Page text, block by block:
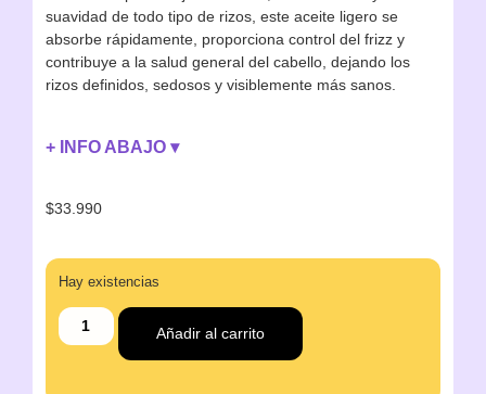
suavidad de todo tipo de rizos, este aceite ligero se
absorbe rápidamente, proporciona control del frizz y
contribuye a la salud general del cabello, dejando los
rizos definidos, sedosos y visiblemente más sanos.
+ INFO ABAJO ▾
$33.990
Hay existencias
Añadir al carrito